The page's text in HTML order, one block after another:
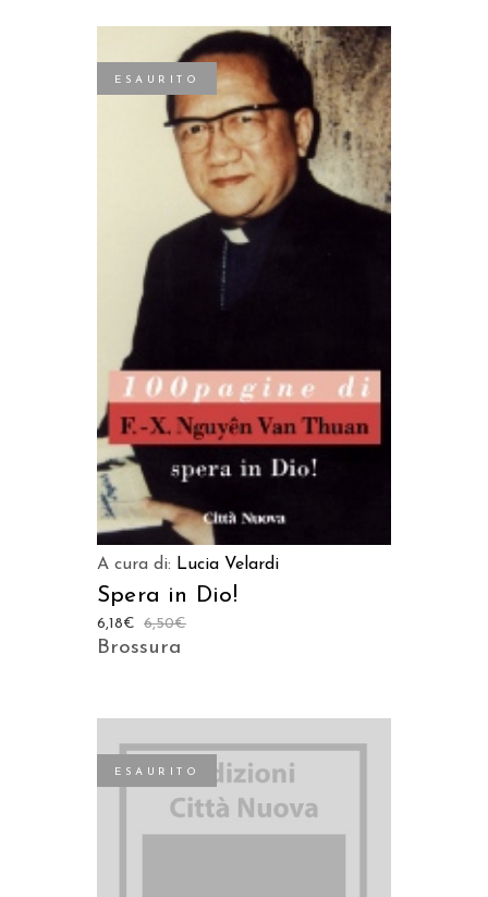
ESAURITO
LEGGI TUTTO
A cura di: Lucia Velardi
Spera in Dio!
6,50€
6,18€
Brossura
ESAURITO